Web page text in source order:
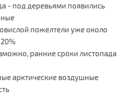
- под деревьями появились
пожелтели уже около
ранние сроки листопада
арктические воздушные